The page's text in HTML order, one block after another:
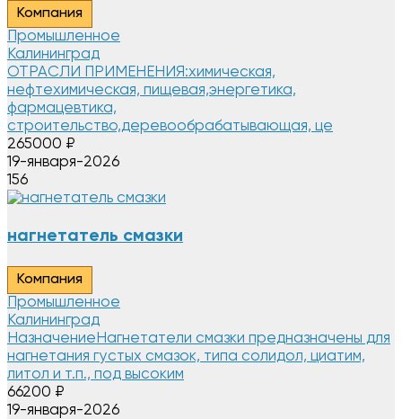
Компания
Промышленное
Калининград
ОТРАСЛИ ПРИМЕНЕНИЯ:химическая,
нефтехимическая, пищевая,энергетика,
фармацевтика,
строительство,деревообрабатывающая, це
265000 ₽
19-января-2026
156
нагнетатель смазки
Компания
Промышленное
Калининград
НазначениеНагнетатели смазки предназначены для
нагнетания густых смазок, типа солидол, циатим,
литол и т.п., под высоким
66200 ₽
19-января-2026